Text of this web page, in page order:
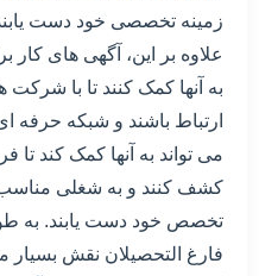
زمینه تخصصی خود دست
علاوه بر این، آگهی های کار
به آنها کمک کنند تا با
ارتباط باشند و شبکه حرفه
می تواند به آنها کمک کند
کشف کنند و به شغلی مناسب و
تخصص خود دست یابند. به
فارغ التحصیلان نقش